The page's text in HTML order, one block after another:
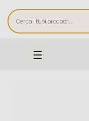
navigazione
☰